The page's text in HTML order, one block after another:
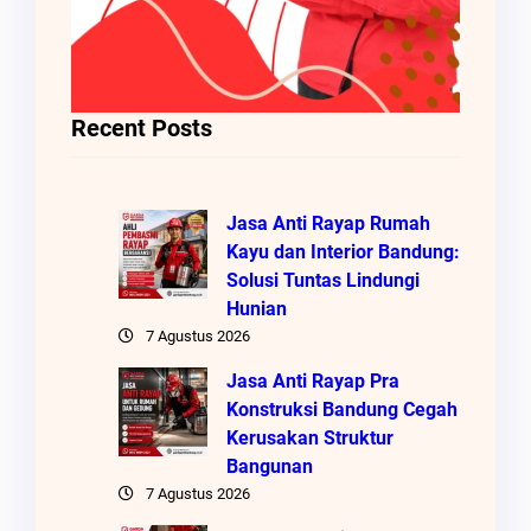
Recent Posts
Jasa Anti Rayap Rumah
Kayu dan Interior Bandung:
Solusi Tuntas Lindungi
Hunian
7 Agustus 2026
Jasa Anti Rayap Pra
Konstruksi Bandung Cegah
Kerusakan Struktur
Bangunan
7 Agustus 2026